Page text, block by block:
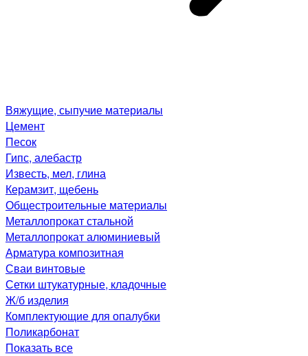
Вяжущие, сыпучие материалы
Цемент
Песок
Гипс, алебастр
Известь, мел, глина
Керамзит, щебень
Общестроительные материалы
Металлопрокат стальной
Металлопрокат алюминиевый
Арматура композитная
Сваи винтовые
Сетки штукатурные, кладочные
Ж/б изделия
Комплектующие для опалубки
Поликарбонат
Показать все